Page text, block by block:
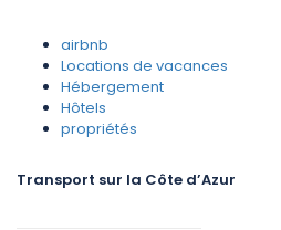
airbnb
Locations de vacances
Hébergement
Hôtels
propriétés
Transport sur la Côte d’Azur